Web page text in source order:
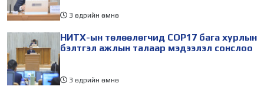
3 өдрийн өмнө
НИТХ-ын төлөөлөгчид COP17 бага хурлын
бэлтгэл ажлын талаар мэдээлэл сонслоо
3 өдрийн өмнө